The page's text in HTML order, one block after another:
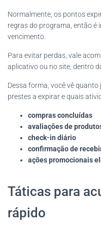
Normalmente, os pontos
regras do programa, então é
vencimento.
Para evitar perdas, vale
aplicativo ou no site, dentro
Dessa forma, você vê
prestes a expirar e quais
compras concluídas
avaliações de
check-in diário
confirmação de
ações promocionais
Táticas para
rápido